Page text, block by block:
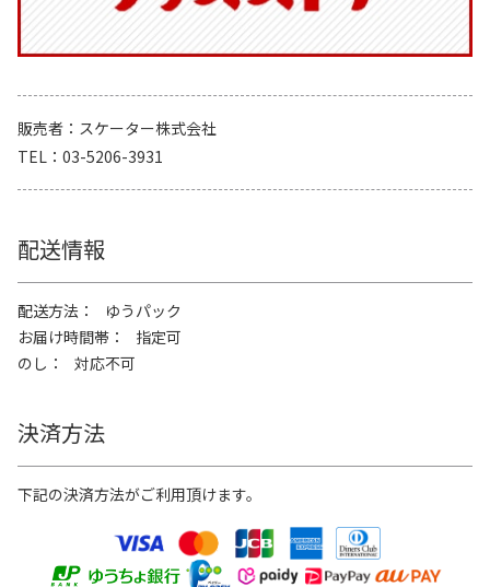
販売者
スケーター株式会社
TEL
03-5206-3931
配送情報
配送方法
ゆうパック
お届け時間帯
指定可
のし
対応不可
決済方法
下記の決済方法がご利用頂けます。